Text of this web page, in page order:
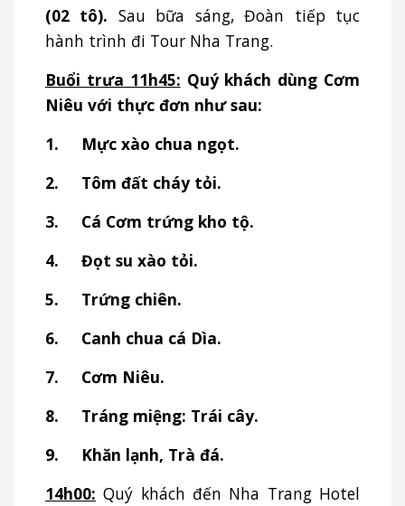
(02 tô). Sau bữa sáng, Đoàn tiếp tục
hành trình đi Tour Nha Trang.
Buổi trưa 11h45: Quý khách dùng Cơm
Niêu với thực đơn như sau:
1. Mực xào chua ngọt.
2. Tôm đất cháy tỏi.
3. Cá Cơm trứng kho tộ.
4. Đọt su xào tỏi.
5. Trứng chiên.
6. Canh chua cá Dìa.
7. Cơm Niêu.
8. Tráng miệng: Trái cây.
9. Khăn lạnh, Trà đá.
14h00: Quý khách đến Nha Trang Hotel